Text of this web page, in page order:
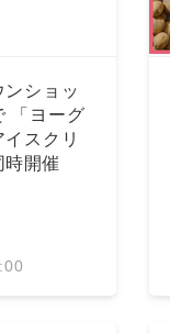
ショッ
「ヨーグ
スクリ
時開催